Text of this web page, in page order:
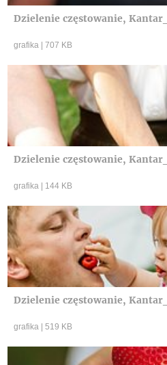
Dzielenie częstowanie,
grafika 707 KB
Dzielenie częstowanie,
grafika 144 KB
Dzielenie częstowanie,
grafika 519 KB